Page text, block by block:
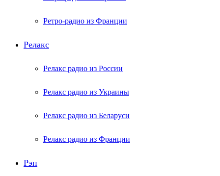
Ретро-радио из Франции
Релакс
Релакс радио из России
Релакс радио из Украины
Релакс радио из Беларуси
Релакс радио из Франции
Рэп